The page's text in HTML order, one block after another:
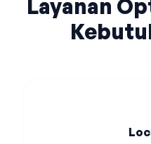
Layanan